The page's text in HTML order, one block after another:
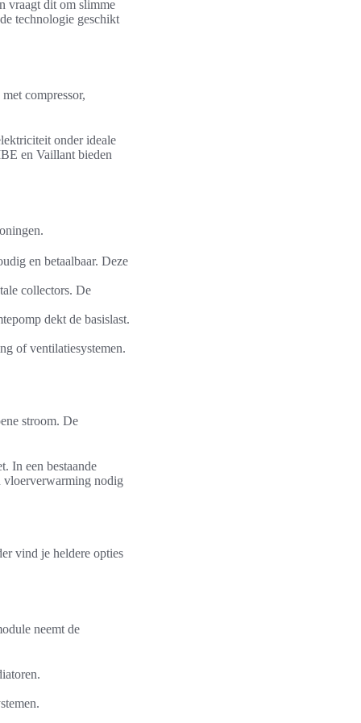
vraagt dit om slimme
technologie geschikt
compressor,
onder ideale
en Vaillant bieden
en betaalbaar. Deze
collectors. De
dekt de basislast.
of ventilatiesystemen.
stroom. De
In een bestaande
vloerverwarming nodig
vind je heldere opties
neemt de